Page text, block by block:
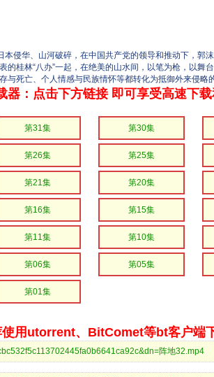
华、山河破碎，在中国共产党的领导和推动下，郭
的桂林“八办”一起，在绝美的山水间，以笔为枪，以
与死亡、个人情感与民族情怀等都转化为抵御外来侵略
器：点击下方链接 即可享受高速下
第31集 第30集
第26集 第25集
第21集 第20集
第16集 第15集
第11集 第10集
第06集 第05集
第01集
使用utorrent、BitComet等bt客户端
阵地32.mp4